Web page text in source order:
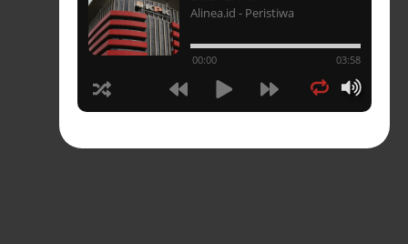
Alinea.id - Peristiwa
00:00 03:58